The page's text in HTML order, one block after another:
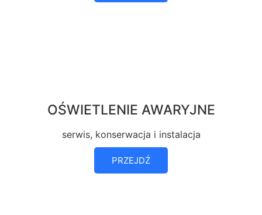
OŚWIETLENIE AWARYJNE
serwis, konserwacja i instalacja
PRZEJDŹ